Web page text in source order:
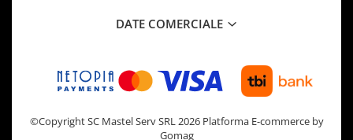
DATE COMERCIALE
©Copyright SC Mastel Serv SRL 2026 Platforma E-commerce by
Gomag